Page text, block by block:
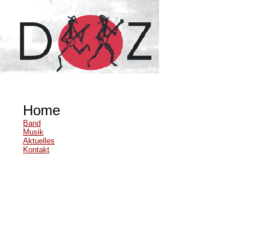
Home
Band
Musik
Aktuelles
Kontakt